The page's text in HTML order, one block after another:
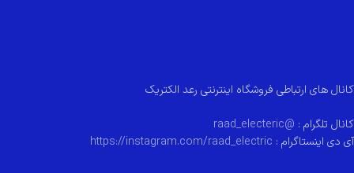
کانال های ارتباطی فروشگاه اینترنتی رعد الکتریک
کانال تلگرام : @raad_electeric
آی دی اینستاگرام : https://instagram.com/raad_electric